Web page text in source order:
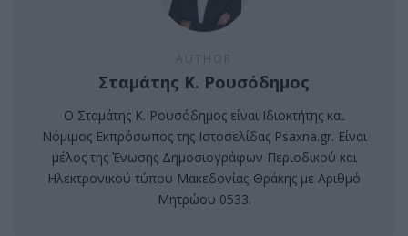
Σταμάτης Κ. Ρουσόδημος
Ο Σταμάτης Κ. Ρουσόδημος είναι Ιδιοκτήτης και
Νόμιμος Εκπρόσωπος της Ιστοσελίδας Psaxna.gr. Είναι
μέλος της Ένωσης Δημοσιογράφων Περιοδικού και
Ηλεκτρονικού τύπου Μακεδονίας-Θράκης με Αριθμό
Μητρώου 0533.